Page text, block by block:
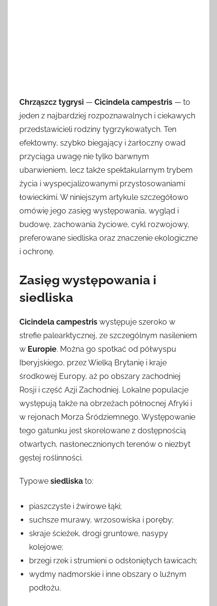
Chrząszcz tygrysi — Cicindela campestris — to
jeden z najbardziej rozpoznawalnych i ciekawych
przedstawicieli rodziny tygrzykowatych. Ten
efektowny, szybko biegający i żarłoczny owad
przyciąga uwagę nie tylko barwnym
ubarwieniem, lecz także spektakularnym trybem
życia i wyspecjalizowanymi przystosowaniami
łowieckimi. W niniejszym artykule szczegółowo
omówię jego zasięg występowania, wygląd i
budowę, zachowania życiowe, cykl rozwojowy,
preferowane siedliska oraz znaczenie ekologiczne
i ochronę.
Zasięg występowania i
siedliska
Cicindela campestris występuje szeroko w
strefie palearktycznej, ze szczególnym nasileniem
w Europie. Można go spotkać od półwyspu
Iberyjskiego, przez Wielką Brytanię i kraje
środkowej Europy, aż po obszary zachodniej
Rosji i część Azji Zachodniej. Lokalne populacje
występują także na obrzeżach północnej Afryki i
w rejonach Morza Śródziemnego. Występowanie
tego gatunku jest skorelowane z dostępnością
otwartych, nasłonecznionych terenów o niezbyt
gęstej roślinności.
Typowe siedliska to:
piaszczyste i żwirowe łąki;
suchsze murawy, wrzosowiska i poręby;
skraje ścieżek, drogi gruntowe, nasypy
kolejowe;
brzegi rzek i strumieni o odsłoniętych ławicach;
wydmy nadmorskie i inne obszary o luźnym
podłożu.